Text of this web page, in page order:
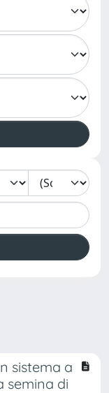
sistema a
semina di